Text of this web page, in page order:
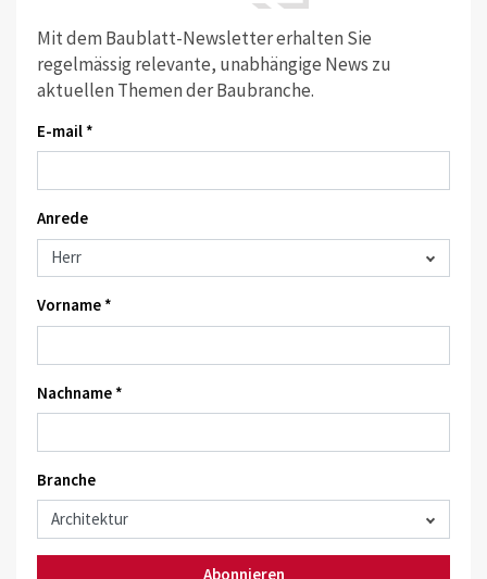
Mit dem Baublatt-Newsletter erhalten Sie
regelmässig relevante, unabhängige News zu
aktuellen Themen der Baubranche.
E-mail *
Anrede
Vorname *
Nachname *
Branche
Abonnieren